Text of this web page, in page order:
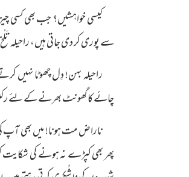
کیسی خواہشیں؟ جب بھی کسی
سے پوری کر دی جاتی ہیں، راحیلہ
راحیلہ بہن! دِل چھوٹا نہیں
چائے کا گھونٹ بھرنے کے لئے
ناراض مت ہونا! میں بھی آپ
پھر بھی کپڑے نہ ہونے کی شکایت